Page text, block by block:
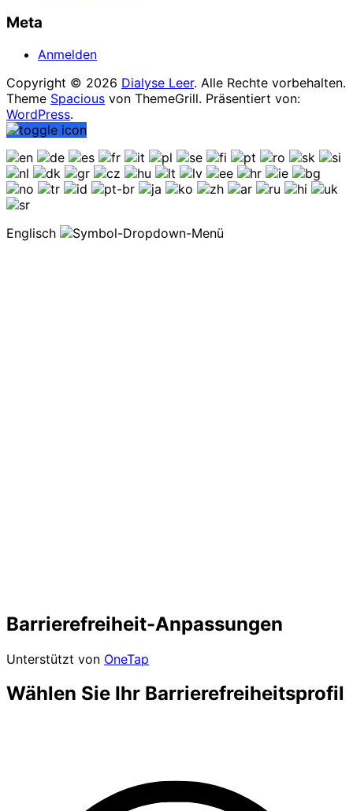
Meta
Anmelden
Copyright © 2026 Dialyse Leer. Alle Rechte vorbehalten.
Theme Spacious von ThemeGrill. Präsentiert von:
WordPress.
Englisch
Barrierefreiheit-Anpassungen
Unterstützt von OneTap
Wählen Sie Ihr Barrierefreiheitsprofil